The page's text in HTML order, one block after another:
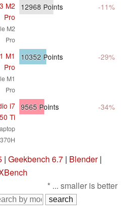
M2
Pro
M2
Pro
12968 Points -11%
M1
Pro
M1
Pro
10352 Points -29%
i7
Ti
9565 Points -34%
| Geekbench 6.7 | Blender|
* ... smaller is better